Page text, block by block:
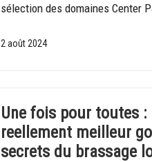
sélection des domaines Center
2 août 2024
Une fois pour toutes
reellement meilleur
secrets du brassage